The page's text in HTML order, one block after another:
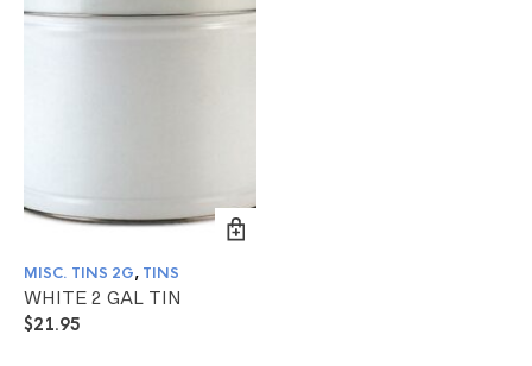
MISC. TINS 2G, TINS
WHITE 2 GAL TIN
$21.95